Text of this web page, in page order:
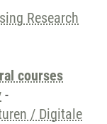
Research
courses
-
/ Digitale